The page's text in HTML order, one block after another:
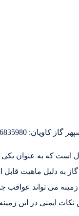
– 09022734708
است که به عنوان
به دلیل ماهیت قابل
می تواند عواقب
نکات ایمنی در این